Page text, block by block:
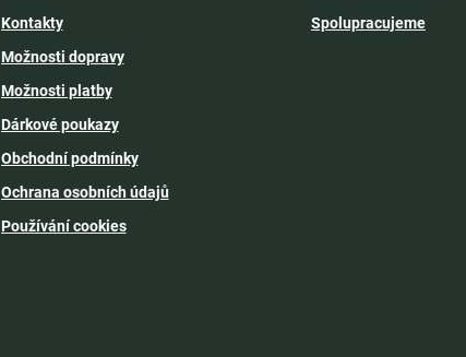
Kontakty
Možnosti dopravy
Možnosti platby
Dárkové poukazy
Obchodní podmínky
Ochrana osobních údajů
Používání cookies
Spolupracujeme